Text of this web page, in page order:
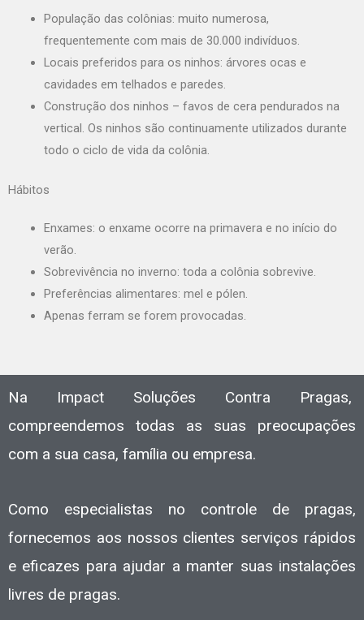
População das colônias: muito numerosa,
frequentemente com mais de 30.000 indivíduos.
Locais preferidos para os ninhos: árvores ocas e
cavidades em telhados e paredes.
Construção dos ninhos – favos de cera pendurados na
vertical. Os ninhos são continuamente utilizados durante
todo o ciclo de vida da colônia.
Hábitos
Enxames: o enxame ocorre na primavera e no início do
verão.
Sobrevivência no inverno: toda a colônia sobrevive.
Preferências alimentares: mel e pólen.
Apenas ferram se forem provocadas.
Na Impact Soluções Contra Pragas,
compreendemos todas as suas preocupações
com a sua casa, família ou empresa.
Como especialistas no controle de pragas,
fornecemos aos nossos clientes serviços rápidos
e eficazes para ajudar a manter suas instalações
livres de pragas.